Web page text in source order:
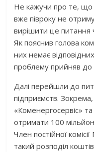
Не кажучи про те, що
вже півроку не
вирішити це питання
Як пояснив голова
них немає
проблему прийняв до
Далі перейшли до
підприємств.
«Коменергосервіс»
отримати 100
Член постійної
такий розподіл